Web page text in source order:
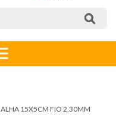
15X5CM FIO 2,30MM